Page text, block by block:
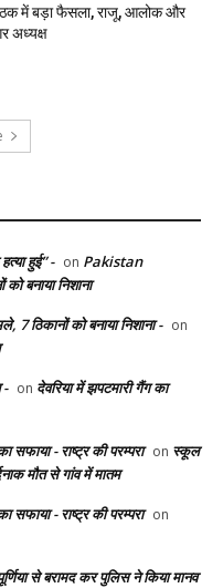
में बड़ा फैसला, राजू, आलोक और
अध्यक्ष
हुई” - on Pakistan
बनाया निशाना
ठिकानों को बनाया निशाना - on
- on देवरिया में झपटमारी गैंग का
सफाया - राष्ट्र की परम्परा on स्कूल
मौत से गांव में मातम
सफाया - राष्ट्र की परम्परा on
से बरामद कर पुलिस ने किया मानव